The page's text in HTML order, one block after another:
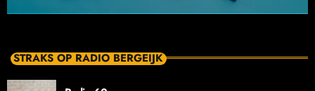
STRAKS OP RADIO BERGEIJK